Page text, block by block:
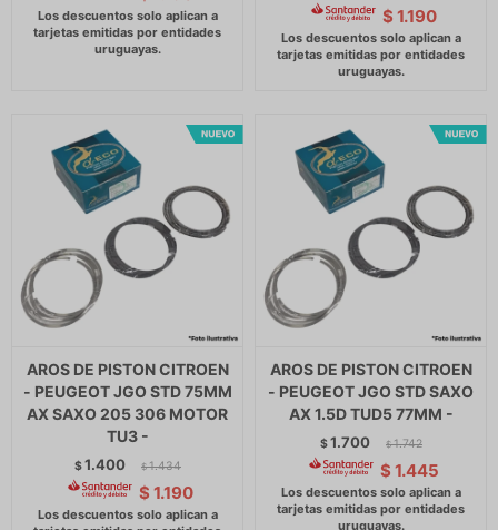
$ 1.190
AROS DE PISTON CITROEN
- PEUGEOT JGO STD 75MM
AX SAXO 205 306 MOTOR
TU3 -
$1.400 $ 1.434
$ 1.190
AROS DE PISTON CITROEN
- PEUGEOT JGO STD SAXO
AX 1.5D TUD5 77MM -
$1.700 $ 1.742
$ 1.445